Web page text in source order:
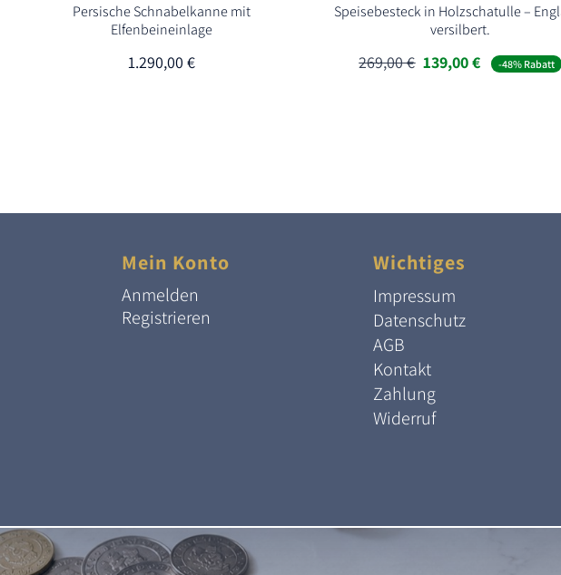
Persische Schnabelkanne mit
Elfenbeineinlage
1.290,00€
Speisebesteck in Holzschatulle –
versilbert.
269,00€ Ursprünglicher
Preis
139,00€Aktueller
Preis
-48% Rabatt
Mein Konto
Anmelden
Registrieren
Wichtiges
Impressum
Datenschutz
AGB
Kontakt
Zahlung
Widerruf